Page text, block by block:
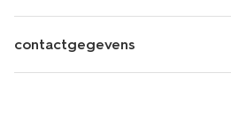
contactgegevens